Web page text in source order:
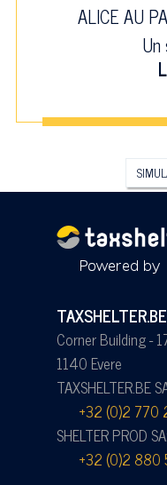
ALICE AU
Corner Building -
1140 Evere
TAXSHELTER.BE
+32 (0)2 770
SHELTER PROD SA:
+32 (0)2 880